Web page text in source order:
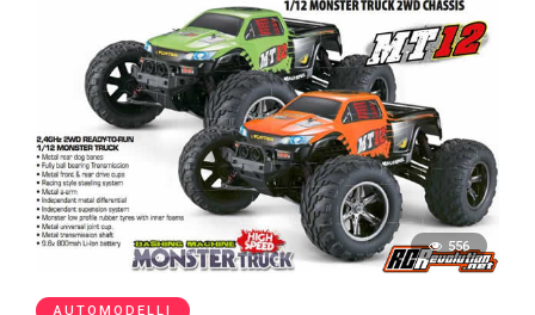
556
AUTOMODELLI